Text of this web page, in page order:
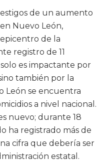
de un aumento
Nuevo León,
de la
registro de 11
es impactante por
también por la
León se encuentra
a nivel nacional.
nuevo; durante 18
ha registrado más de
cifra que debería ser
estatal.